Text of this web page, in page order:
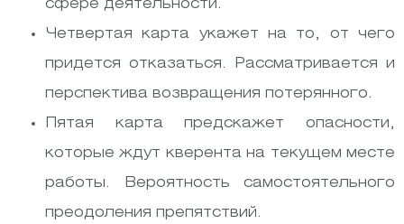
сфере деятельности.
Четвертая карта укажет на то, от чего
придется отказаться. Рассматривается и
перспектива возвращения потерянного.
Пятая карта предскажет опасности,
которые ждут кверента на текущем месте
работы. Вероятность самостоятельного
преодоления препятствий.